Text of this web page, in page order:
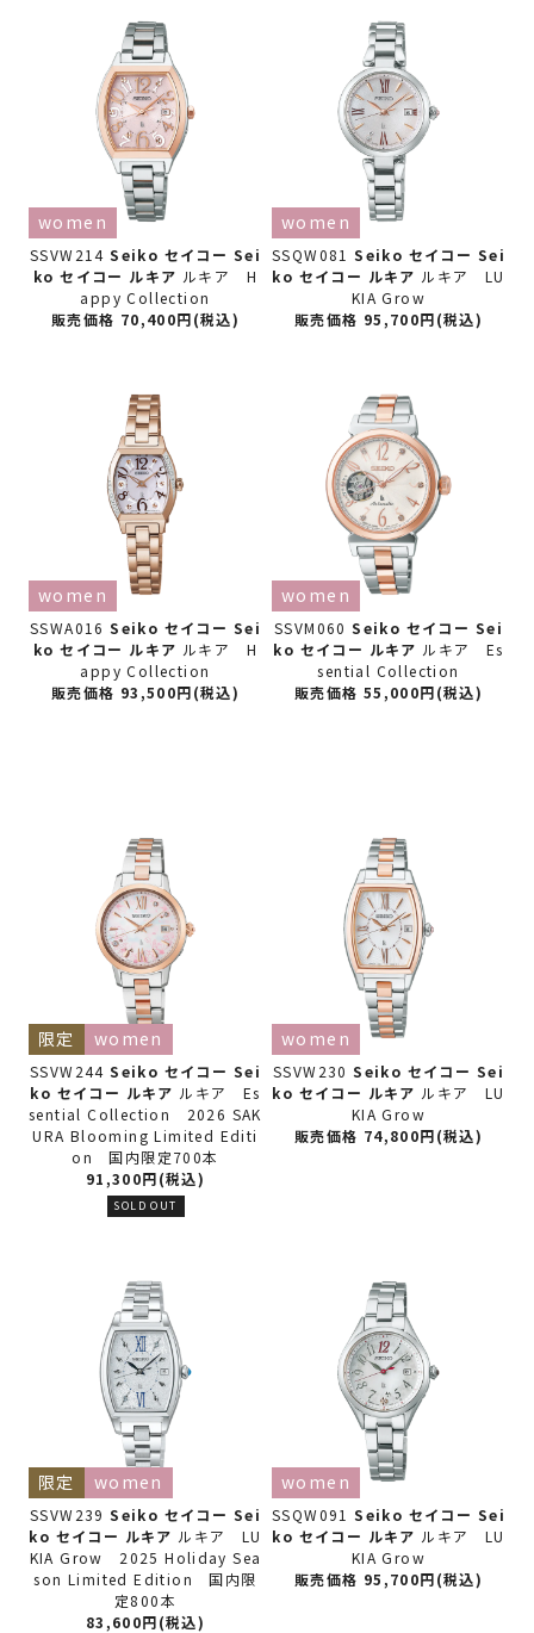
SSVW214 Seiko セイコー Sei
ko セイコー ルキア ルキア H
appy Collection
women
販売価格 70,400円(税込)
SSQW081 Seiko セイコー Sei
ko セイコー ルキア ルキア LU
KIA Grow
women
販売価格 95,700円(税込)
SSWA016 Seiko セイコー Sei
ko セイコー ルキア ルキア H
appy Collection
women
販売価格 93,500円(税込)
SSVM060 Seiko セイコー Sei
ko セイコー ルキア ルキア Es
sential Collection
women
販売価格 55,000円(税込)
SSVW244 Seiko セイコー Sei
ko セイコー ルキア ルキア Es
sential Collection 2026 SAK
URA Blooming Limited Editi
on 国内限定700本
限定 women
91,300円(税込)
SOLD OUT
SSVW230 Seiko セイコー Sei
ko セイコー ルキア ルキア LU
KIA Grow
women
販売価格 74,800円(税込)
SSVW239 Seiko セイコー Sei
ko セイコー ルキア ルキア LU
KIA Grow 2025 Holiday Sea
son Limited Edition 国内限
定800本
限定 women
83,600円(税込)
SSQW091 Seiko セイコー Sei
ko セイコー ルキア ルキア LU
KIA Grow
women
販売価格 95,700円(税込)